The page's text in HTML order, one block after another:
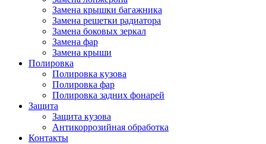
Замена крышки багажника
Замена решетки радиатора
Замена боковых зеркал
Замена фар
Замена крыши
Полировка
Полировка кузова
Полировка фар
Полировка задних фонарей
Защита
Защита кузова
Антикоррозийная обработка
Контакты